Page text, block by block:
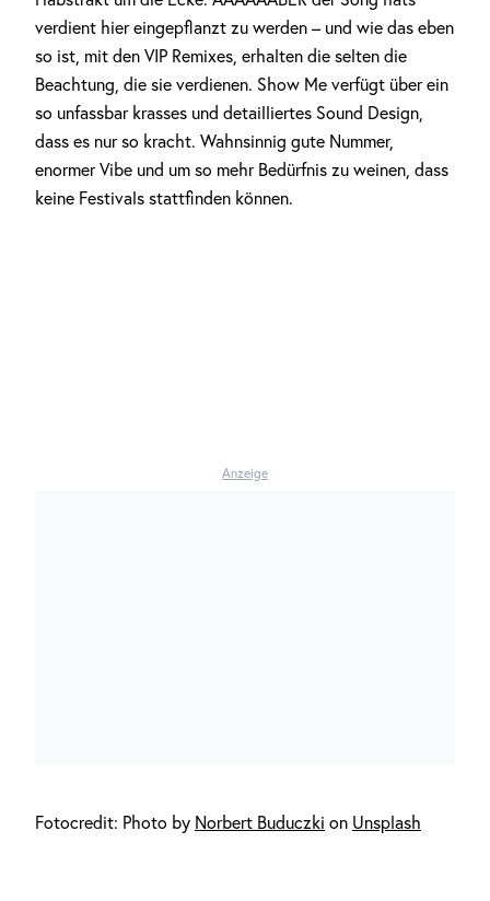
verdient hier eingepflanzt zu werden – und wie das eben
so ist, mit den VIP Remixes, erhalten die selten die
Beachtung, die sie verdienen. Show Me verfügt über ein
so unfassbar krasses und detailliertes Sound Design,
dass es nur so kracht. Wahnsinnig gute Nummer,
enormer Vibe und um so mehr Bedürfnis zu weinen, dass
keine Festivals stattfinden können.
Anzeige
Fotocredit: Photo by Norbert Buduczki on Unsplash